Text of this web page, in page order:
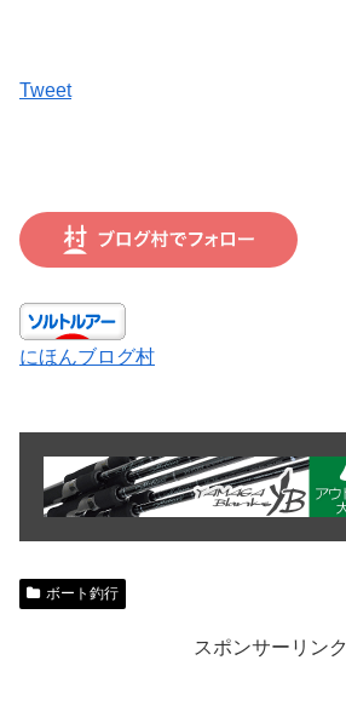
Tweet
にほんブログ村
ボート釣行
スポンサーリンク